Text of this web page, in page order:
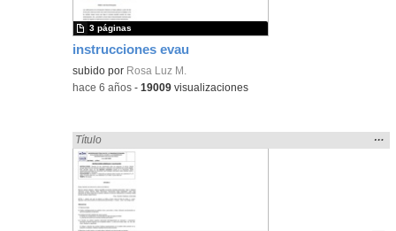
instrucciones evau
subido por Rosa Luz M.
3 páginas
-hace 6 años -19009 visualizaciones
Encontrado «EvAU» en:
Título
la
…